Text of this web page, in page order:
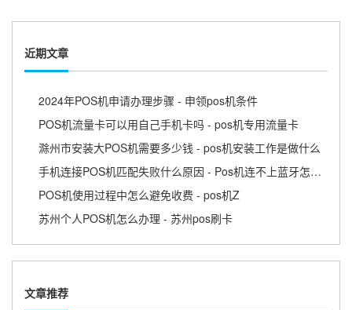
近期文章
2024年POS机申请办理步骤 - 申领pos机条件
POS机流量卡可以用自己手机卡吗 - pos机专用流量卡
滁州市安装大POS机需要多少钱 - pos机安装工作是做什么
手机连接POS机匹配失败什么原因 - Pos机连不上蓝牙怎么回事
POS机使用过程中怎么避免收费 - pos机Z
苏州个人POS机怎么办理 - 苏州pos刷卡
文章推荐